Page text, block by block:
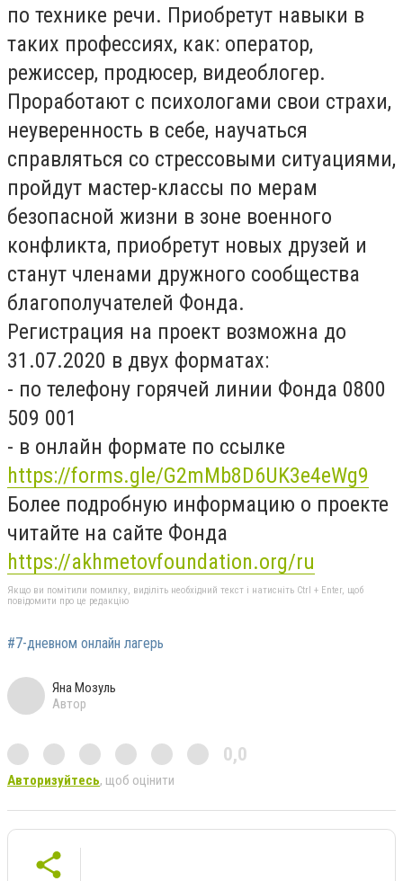
по технике речи. Приобретут навыки в
таких профессиях, как: оператор,
режиссер, продюсер, видеоблогер.
Проработают с психологами свои страхи,
неуверенность в себе, научаться
справляться со стрессовыми ситуациями,
пройдут мастер-классы по мерам
безопасной жизни в зоне военного
конфликта, приобретут новых друзей и
станут членами дружного сообщества
благополучателей Фонда.
Регистрация на проект возможна до
31.07.2020 в двух форматах:
- по телефону горячей линии Фонда 0800
509 001
- в онлайн формате по ссылке
https://forms.gle/G2mMb8D6UK3e4eWg9
Более подробную информацию о проекте
читайте на сайте Фонда
https://akhmetovfoundation.org/ru
Якщо ви помітили помилку, виділіть необхідний текст і натисніть Ctrl + Enter, щоб
повідомити про це редакцію
#7-дневном онлайн лагерь
Яна Мозуль
Автор
0,0
Авторизуйтесь, щоб оцінити